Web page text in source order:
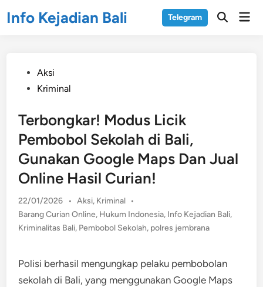
toInfo Kejadian Bali Telegram
Open
PostedAksi
Kriminal
Terbongkar! Modus Licik
Pembobol Sekolah di Bali,
Gunakan Google Maps Dan Jual
Online Hasil Curian!
22/01/2026 • Posted
in
Aksi, Kriminal •
Barang Curian Online, Hukum Indonesia, Info Kejadian Bali,
Kriminalitas Bali, Pembobol Sekolah, polres jembrana
Polisi berhasil mengungkap pelaku pembobolan
sekolah di Bali, yang menggunakan Google Maps